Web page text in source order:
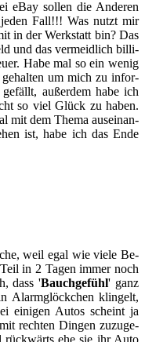
eBay sol­len die An­de­ren
Fall!!! Was nutzt mir
in der Werk­statt bin? Das
und das ver­meid­lich bil­li­
Habe mal so ein wenig
ge­hal­ten um mich zu in­for­
au­ßer­dem habe ich
so viel Glück zu haben.
mit dem Thema aus­ein­an­
ist, habe ich das Ende
weil egal wie viele Be­
in 2 Tagen immer noch
dass 'Bauch­ge­fühl' ganz
Alarm­glöck­chen klin­gelt,
ei­ni­gen Autos scheint ja
rech­ten Din­gen zu­zu­ge­
ehe sie ihr Auto